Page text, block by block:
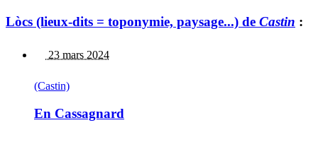
Lòcs (lieux-dits = toponymie, paysage...) de Castin :
23 mars 2024
(Castin)
En Cassagnard